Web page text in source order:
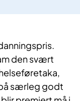
den svært
særleg godt